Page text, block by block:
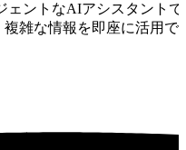
ェントなAIアシスタント
雑な情報を即座に活用で